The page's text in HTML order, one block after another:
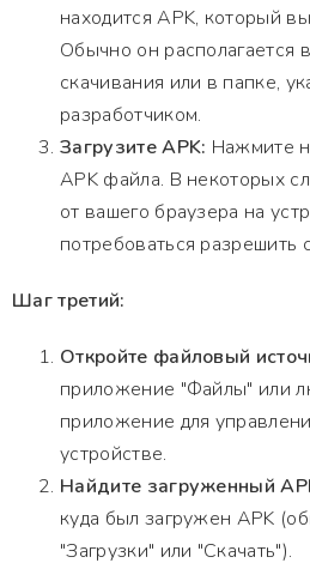
находится APK, который
Обычно он располагается
скачивания или в папке,
разработчиком.
Загрузите APK: Нажмите
APK файла. В некоторых
от вашего браузера на
потребоваться разрешить
Шаг третий:
Откройте файловый
приложение "Файлы" или
приложение для
устройстве.
Найдите загруженный
куда был загружен APK
"Загрузки" или "Скачать").